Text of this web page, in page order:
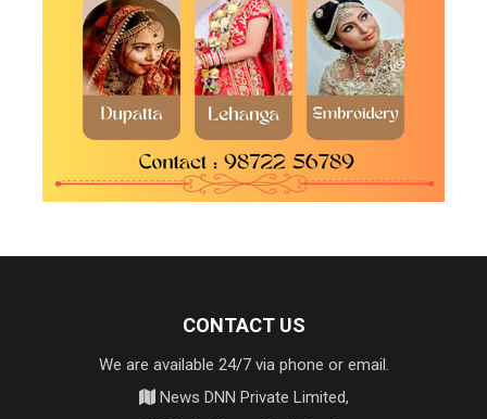
CONTACT US
We are available 24/7 via phone or email.
News DNN Private Limited,